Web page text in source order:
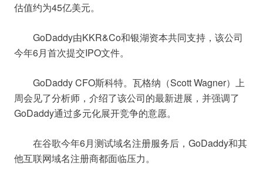
估值约为45亿美元。
	GoDaddy
由KKR&Co和银湖资本共同支持，该公司
今年6月首次提交IPO文件。
	GoDaddy CFO
斯科特。瓦格纳（Scott Wagner）上
周会见了分析师，介绍了该公司的最新进展，并强调了
GoDaddy通过多元化展开竞争的意愿。
在谷歌今年6月测试域名注册服务后， GoDaddy和其
他互联网域名注册商都面临压力。